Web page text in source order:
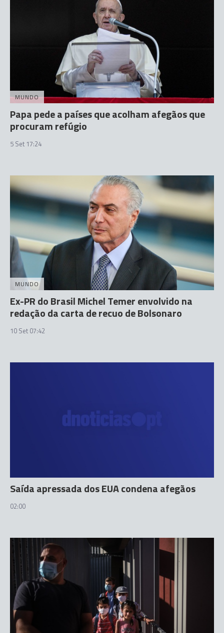
MUNDO
Papa pede a países que acolham afegãos que
procuram refúgio
5 Set 17:24
MUNDO
Ex-PR do Brasil Michel Temer envolvido na
redação da carta de recuo de Bolsonaro
10 Set 07:42
Saída apressada dos EUA condena afegãos
02:00